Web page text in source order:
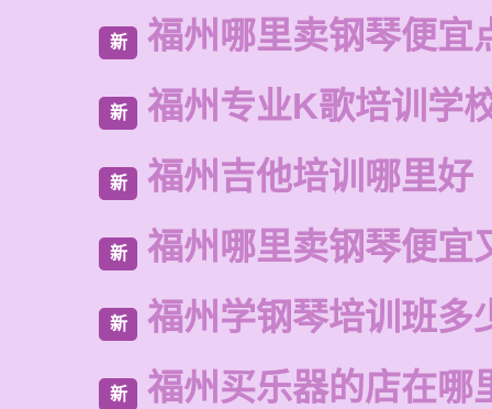
新 福州哪里卖钢琴便宜
新 福州专业K歌培训学
新 福州吉他培训哪里好
新 福州哪里卖钢琴便宜
新 福州学钢琴培训班多
新 福州买乐器的店在哪